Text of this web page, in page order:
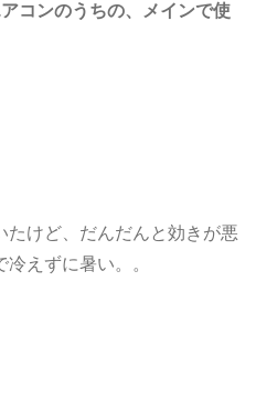
コンのうちの、メインで使
けど、だんだんと効きが悪
えずに暑い。。